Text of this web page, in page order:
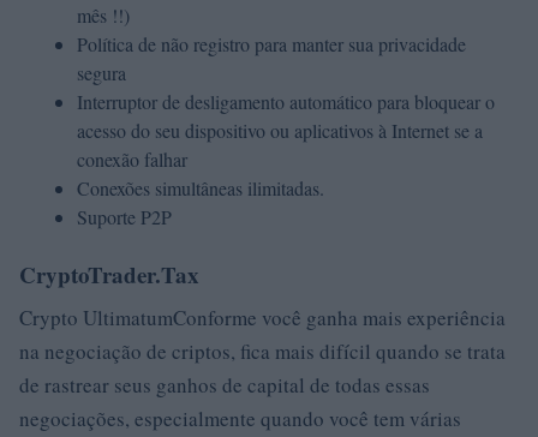
mês !!)
Política de não registro para manter sua privacidade
segura
Interruptor de desligamento automático para bloquear o
acesso do seu dispositivo ou aplicativos à Internet se a
conexão falhar
Conexões simultâneas ilimitadas.
Suporte P2P
CryptoTrader.Tax
Crypto UltimatumConforme você ganha mais experiência
na negociação de criptos, fica mais difícil quando se trata
de rastrear seus ganhos de capital de todas essas
negociações, especialmente quando você tem várias